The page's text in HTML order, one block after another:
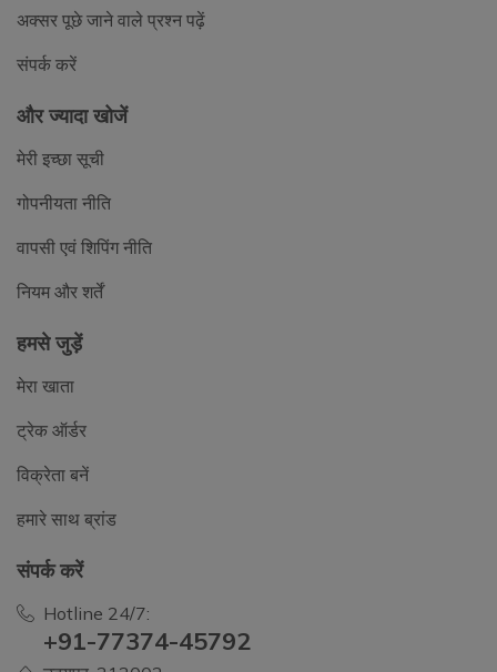
अक्सर पूछे जाने वाले प्रश्न पढ़ें
संपर्क करें
और ज्यादा खोजें
मेरी इच्छा सूची
गोपनीयता नीति
वापसी एवं शिपिंग नीति
नियम और शर्तें
हमसे जुड़ें
मेरा खाता
ट्रेक ऑर्डर
विक्रेता बनें
हमारे साथ ब्रांड
संपर्क करें
Hotline 24/7:
+91-77374-45792